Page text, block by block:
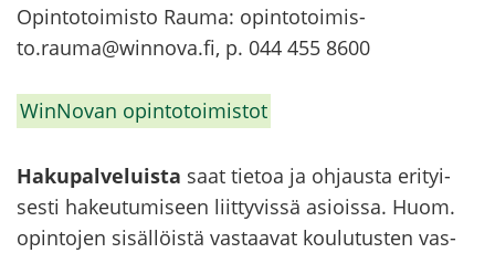
Opin­to­toi­mis­to Rauma: opin­to­toi­mis­
to.rauma@winnova.fi, p. 044 455 8600
WinNovan opin­to­toi­mis­tot
Ha­ku­pal­ve­luis­ta saat tie­toa ja oh­jaus­ta eri­tyi­
ses­ti ha­keu­tu­mi­seen liit­ty­vis­sä asiois­sa. Huom.
opin­to­jen si­säl­löis­tä vas­taa­vat kou­lu­tus­ten vas­